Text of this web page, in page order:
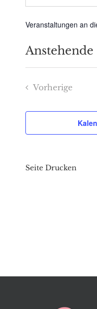
Veranstaltungen an
Anstehende
Datum
wählen.
Vorherige
Seite Drucken